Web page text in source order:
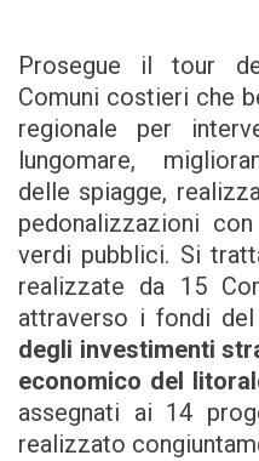
Prosegue il tour
Comuni costieri che
regionale per
lungomare,
delle spiagge,
pedonalizzazioni
verdi pubblici. Si
realizzate da 15
attraverso i fondi del
degli investimenti
economico del
assegnati ai 14
realizzato